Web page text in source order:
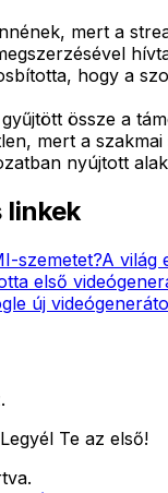
mert a
hogy a
össze a
mert a
nyújtott
linkek
szemetet?A világ
első
új
Te az első!